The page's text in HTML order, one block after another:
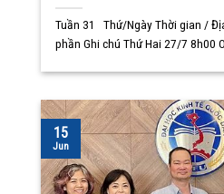
Tuần 31 Thứ/Ngày Thời gian /
phần Ghi chú Thứ Hai 27/7 8h00
15
Jun